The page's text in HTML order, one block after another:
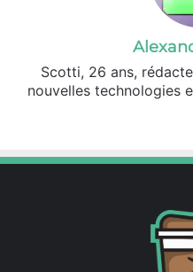
Scotti, 26 ans,
nouvelles technologies